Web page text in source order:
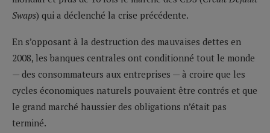
Swaps) qui a déclenché la crise précédente.
En s’opposant à la destruction des mauvaises dettes en
2008, les banques centrales ont conditionné tout le monde
— des consommateurs aux entreprises — à croire que les
cycles économiques naturels pouvaient être contrés et que
le grand marché haussier des obligations n’était pas
terminé.